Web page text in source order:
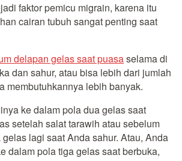
faktor pemicu migrain, karena itu
cairan tubuh sangat penting saat
delapan gelas saat puasaselama di
dan sahur, atau bisa lebih dari jumlah
membutuhkannya lebih banyak.
ke dalam pola dua gelas saat
setelah salat tarawih atau sebelum
lagi saat Anda sahur. Atau, Anda
dalam pola tiga gelas saat berbuka,